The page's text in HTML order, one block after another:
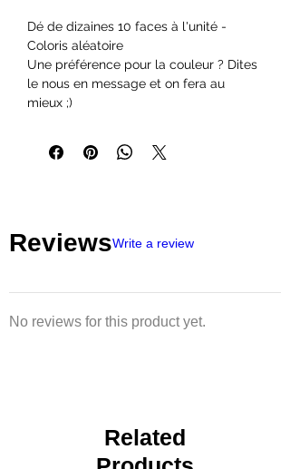
Dé de dizaines 10 faces à l'unité -
Coloris aléatoire
Une préférence pour la couleur ? Dites
le nous en message et on fera au
mieux ;)
ReviewsWrite a review
No reviews for this product yet.
Related